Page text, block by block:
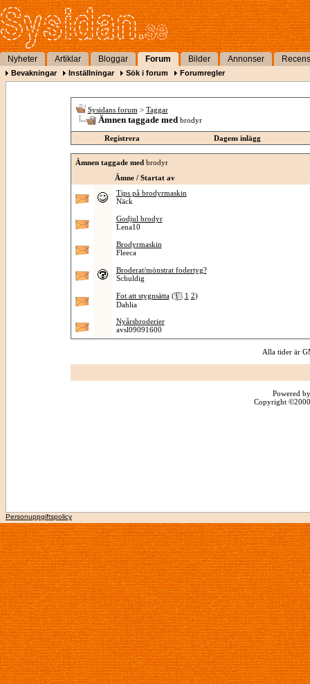
Nyheter Artiklar Bloggar Forum Bilder Annonser
Bevakningar Inställningar Sök i forum Forumregler
Sysidans forum > Taggar
Ämnen taggade med brodyr
Registrera Dagens inlägg
Ämnen taggade med brodyr
Ämne / Startat av
Tips på brodyrmaskin
Näck
Godjul brodyr
Lena10
Brodyrmaskin
Fleeca
Broderat/mönstrat fodertyg?
Schuldig
Fot att stygnsätta ( 1 2)
Dahlia
Nyårsbroderier
avsl09091600
Alla tider är
Powered
Copyright
Personuppgiftspolicy